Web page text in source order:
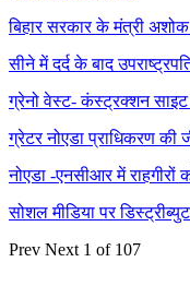
बिहार सरकार के मंत्री
सीने में दर्द के बाद
ग्रेनो वेस्ट- कंस्ट्रक्शन
ग्रेटर नोएडा प्राधिकरण
नोएडा -एनसीआर में
सोशल मीडिया पर
Prev Next 1 of 107